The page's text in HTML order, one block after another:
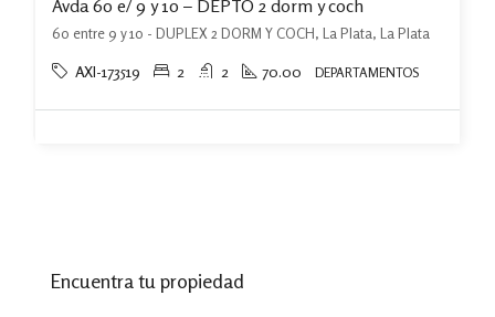
Avda 60 e/ 9 y 10 – DEPTO 2 dorm y coch
60 entre 9 y 10 - DUPLEX 2 DORM Y COCH, La Plata, La Plata
AXI-173519 2 2 70.00 DEPARTAMENTOS
Encuentra tu propiedad